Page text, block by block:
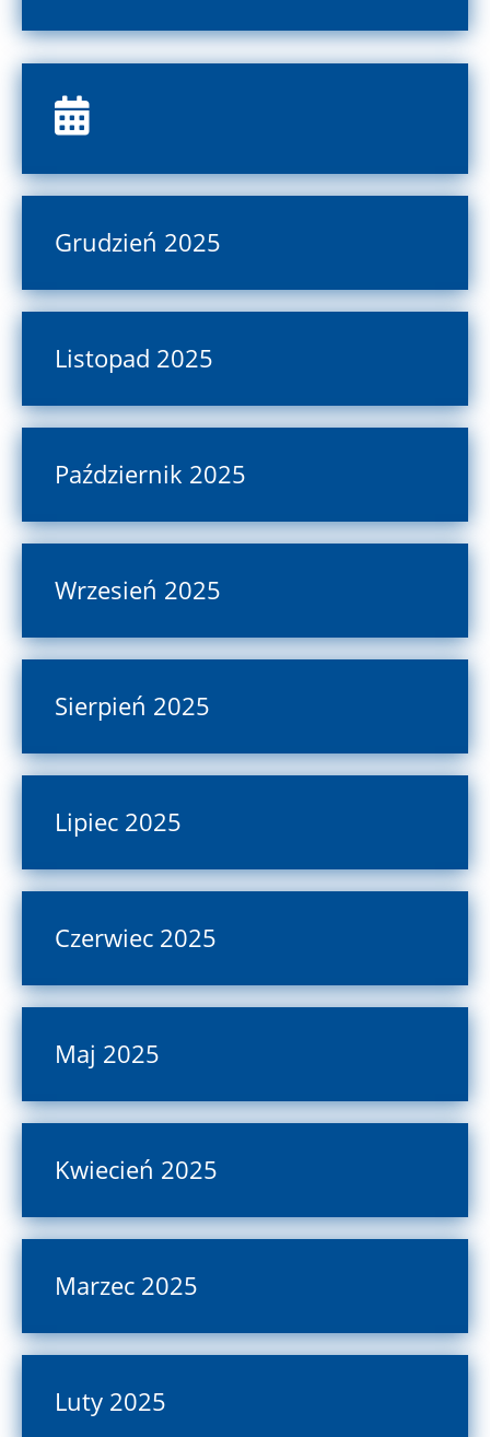
Grudzień 2025
Listopad 2025
Październik 2025
Wrzesień 2025
Sierpień 2025
Lipiec 2025
Czerwiec 2025
Maj 2025
Kwiecień 2025
Marzec 2025
Luty 2025